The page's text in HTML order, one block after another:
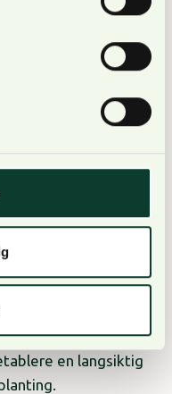
som har
prioriteres i
Løvenskiold.
det at posten
en langsiktig